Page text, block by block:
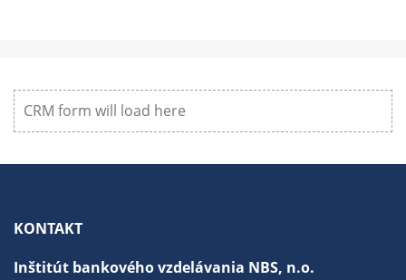
CRM form will load here
KONTAKT
Inštitút bankového vzdelávania NBS, n.o.